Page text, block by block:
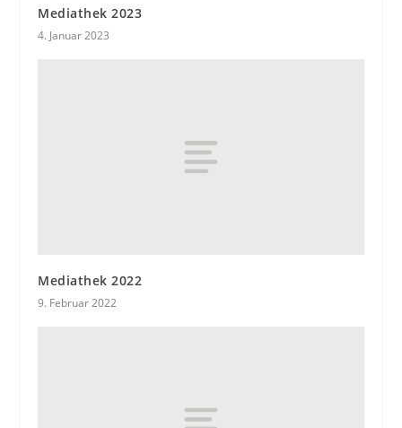
Mediathek 2023
4. Januar 2023
Mediathek 2022
9. Februar 2022